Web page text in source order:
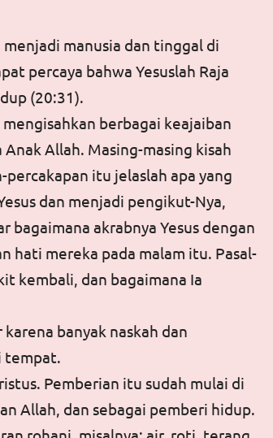
manusia dan tinggal di
percaya bahwa Yesuslah Raja
(20:31).
berbagai keajaiban
Allah. Masing-masing kisah
itu jelaslah apa yang
dan menjadi pengikut-Nya,
akrabnya Yesus dengan
hati mereka pada malam itu. Pasal-
kembali, dan bagaimana Ia
banyak naskah dan
tempat.
Pemberian itu sudah mulai di
Allah, dan sebagai pemberi hidup.